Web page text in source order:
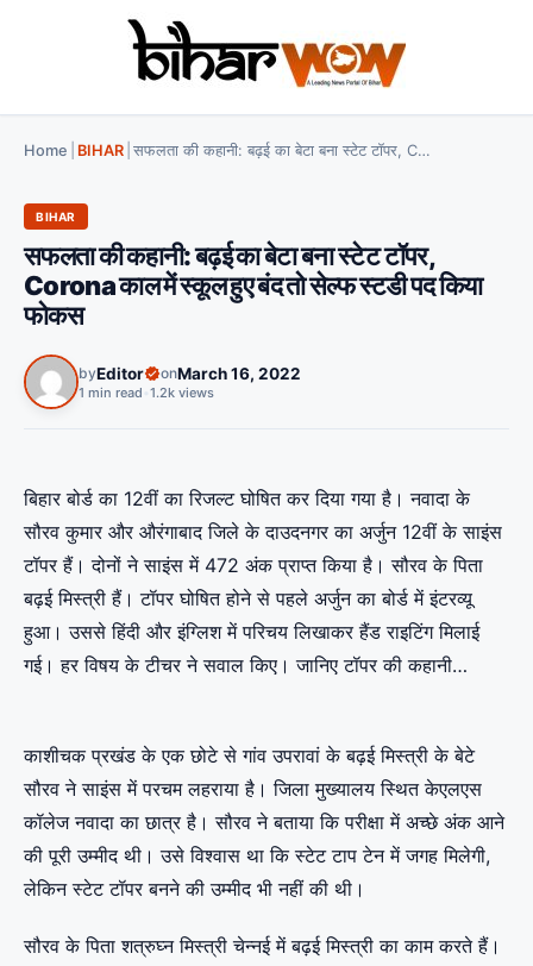
Home BIHAR सफलता की कहानी: बढ़ई का बेटा बना स्टेट टॉपर, Corona काल में स्कूल हुए बंद तो सेल्फ स्टडी पद किया फोकस
BIHAR
सफलता की कहानी: बढ़ई का बेटा बना स्टेट टॉपर,
Corona काल में स्कूल हुए बंद तो सेल्फ स्टडी पद किया
फोकस
byEditor onMarch 16, 2022
1 min read 1.2k views
बिहार बोर्ड का 12वीं का रिजल्ट घोषित कर दिया गया है। नवादा के
सौरव कुमार और औरंगाबाद जिले के दाउदनगर का अर्जुन 12वीं के साइंस
टॉपर हैं। दोनों ने साइंस में 472 अंक प्राप्त किया है। सौरव के पिता
बढ़ई मिस्त्री हैं। टॉपर घोषित होने से पहले अर्जुन का बोर्ड में इंटरव्यू
हुआ। उससे हिंदी और इंग्लिश में परिचय लिखाकर हैंड राइटिंग मिलाई
गई। हर विषय के टीचर ने सवाल किए। जानिए टॉपर की कहानी…
काशीचक प्रखंड के एक छोटे से गांव उपरावां के बढ़ई मिस्त्री के बेटे
सौरव ने साइंस में परचम लहराया है। जिला मुख्यालय स्थित केएलएस
कॉलेज नवादा का छात्र है। सौरव ने बताया कि परीक्षा में अच्छे अंक आने
की पूरी उम्मीद थी। उसे विश्वास था कि स्टेट टाप टेन में जगह मिलेगी,
लेकिन स्टेट टॉपर बनने की उम्मीद भी नहीं की थी।
सौरव के पिता शत्रुघ्न मिस्त्री चेन्नई में बढ़ई मिस्त्री का काम करते हैं।